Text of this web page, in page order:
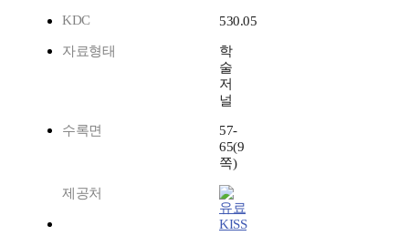
KDC
530.05
자료형태
학
술
저
널
수록면
57-
65(9
쪽)
제공처
KISS